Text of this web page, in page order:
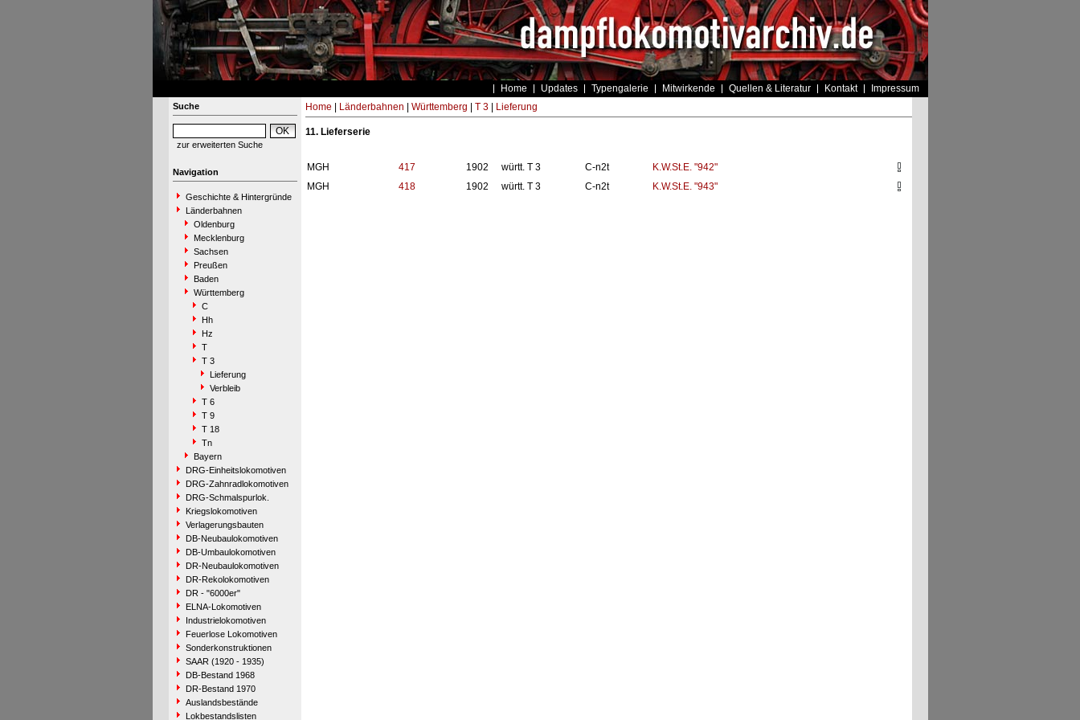
Home Updates Typengalerie Mitwirkende Quellen & Literatur Kontakt Impressum
Suche
zur erweiterten Suche
Navigation
Geschichte & Hintergründe
Länderbahnen
Oldenburg
Mecklenburg
Sachsen
Preußen
Baden
Württemberg
C
Hh
Hz
T
T 3
Lieferung
Verbleib
T 6
T 9
T 18
Tn
Bayern
DRG-Einheitslokomotiven
DRG-Zahnradlokomotiven
DRG-Schmalspurlok.
Kriegslokomotiven
Verlagerungsbauten
DB-Neubaulokomotiven
DB-Umbaulokomotiven
DR-Neubaulokomotiven
DR-Rekolokomotiven
DR - "6000er"
ELNA-Lokomotiven
Industrielokomotiven
Feuerlose Lokomotiven
Sonderkonstruktionen
SAAR (1920 - 1935)
DB-Bestand 1968
DR-Bestand 1970
Auslandsbestände
Lokbestandslisten
Home Länderbahnen Württemberg T 3| Lieferung
11. Lieferserie
MGH 417 1902 württ. T 3 C-n2t
K.W.St.E. "942"
MGH
418 1902 württ. T 3 C-n2t K.W.St.E. "943"